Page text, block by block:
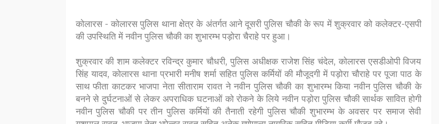
कोलारस - कोलारस पुलिस थाना क्षेत्र के अंतर्गत आने दूसरी पुलिस चौकी के रूप में शुक्रवार को कलेक्टर-एसपी
की उपस्थिति में नवीन पुलिस चौकी का शुभारम्भ पड़ोरा चैराहे पर हुआ।
शुक्रवार की शाम कलेक्टर रविन्द्र कुमार चौधरी, पुलिस अधीक्षक राजेश सिंह चंदेल, कोलारस एसडीओपी विजय
सिंह यादव, कोलारस थाना प्रभारी मनीष शर्मा सहित पुलिस कर्मियों की मौजूदगी में पड़ोरा चौराहे पर पूजा पाठ के
साथ फीता काटकर भाजपा नेता सीताराम रावत ने नवीन पुलिस चौकी का शुभारम्भ किया नवीन पुलिस चौकी के
बनने से दुर्घटनाओं से लेकर अपराधिक घटनाओं को रोकने के लिये नवीन पड़ोरा पुलिस चौकी सार्थक सावित होगी
नवीन पुलिस चौकी पर तीन पुलिस कर्मियों की तैनाती रहेगी पुलिस चौकी शुभारम्भ के अवसर पर समाज सेवी